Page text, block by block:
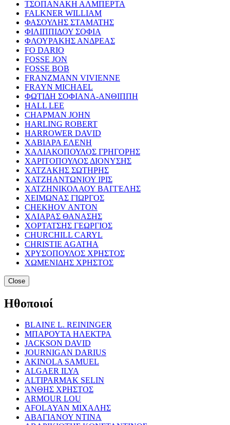
ΤΣΟΠΑΝΑΚΗ ΑΛΜΠΕΡΤΑ
FALKNER WILLIAM
ΦΑΣΟΥΛΗΣ ΣΤΑΜΑΤΗΣ
ΦΙΛΙΠΠΙΔΟΥ ΣΟΦΙΑ
ΦΛΟΥΡΑΚΗΣ ΑΝΔΡΕΑΣ
FO DARIO
FOSSE JON
FOSSE BOB
FRANZMANN VIVIENNE
FRAYN MICHAEL
ΦΩΤΙΔΗ ΣΟΦΙΑΝΑ-ΑΝΘΙΠΠΗ
HALL LEE
CHAPMAN JOHN
HARLING ROBERT
HARROWER DAVID
ΧΑΒΙΑΡΑ ΕΛΕΝΗ
ΧΑΛΙΑΚΟΠΟΥΛΟΣ ΓΡΗΓΟΡΗΣ
ΧΑΡΙΤΟΠΟΥΛΟΣ ΔΙΟΝΥΣΗΣ
ΧΑΤΖΑΚΗΣ ΣΩΤΗΡΗΣ
ΧΑΤΖΗΑΝΤΩΝΙΟΥ ΙΡΙΣ
ΧΑΤΖΗΝΙΚΟΛΑΟΥ ΒΑΓΓΕΛΗΣ
ΧΕΙΜΩΝΑΣ ΓΙΩΡΓΟΣ
CHEKHOV ANTON
ΧΛΙΑΡΑΣ ΘΑΝΑΣΗΣ
ΧΟΡΤΑΤΣΗΣ ΓΕΩΡΓΙΟΣ
CHURCHILL CARYL
CHRISTIE AGATHA
ΧΡΥΣΟΠΟΥΛΟΣ ΧΡΗΣΤΟΣ
ΧΩΜΕΝΙΔΗΣ ΧΡΗΣΤΟΣ
Close
Ηθοποιοί
BLAINE L. REININGER
ΜΠΑΡΟΥΤΑ ΗΛΕΚΤΡΑ
JACKSON DAVID
JOURNIGAN DARIUS
AKINOLA SAMUEL
ALGAER ILYA
ALTIPARMAK SELIN
ΆΝΘΗΣ ΧΡΗΣΤΟΣ
ARMOUR LOU
AFOLAYAN ΜΙΧΑΛΗΣ
ΑΒΑΓΙΑΝΟΥ ΝΤΙΝΑ